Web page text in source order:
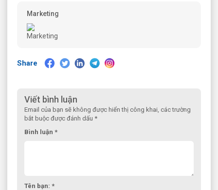
Marketing
Share
Viết bình luận
Email của bạn sẽ không được hiển thị công khai, các trường
bắt buộc được đánh dấu *
Bình luận *
Tên bạn: *